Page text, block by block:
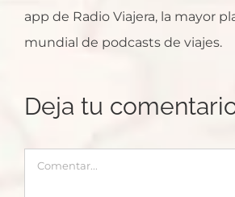
app de Radio Viajera, la mayor
mundial de podcasts de viajes.
Deja tu
Comentar